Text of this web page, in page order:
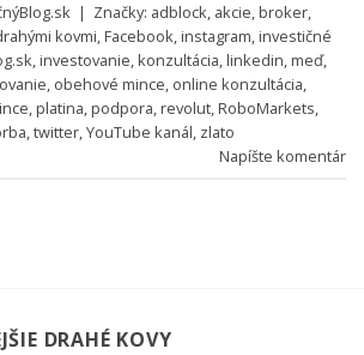
| Značky: adblock, akcie,broker,
kovmi,Facebook,instagram,investičné
,investovanie,konzultácia,linkedin,meď,
, obehové mince, online konzultácia,
,platina,podpora,revolut,RoboMarkets,
,twitter,YouTube kanál, zlato
Napíšte komentár
DRAHÉ KOVY